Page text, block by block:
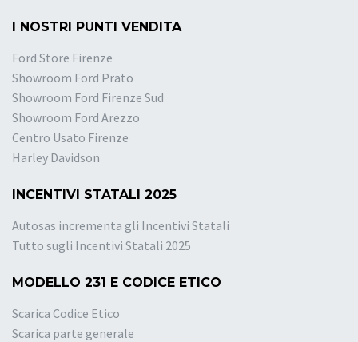
I NOSTRI PUNTI VENDITA
Ford Store Firenze
Showroom Ford Prato
Showroom Ford Firenze Sud
Showroom Ford Arezzo
Centro Usato Firenze
Harley Davidson
INCENTIVI STATALI 2025
Autosas incrementa gli Incentivi Statali
Tutto sugli Incentivi Statali 2025
MODELLO 231 E CODICE ETICO
Scarica Codice Etico
Scarica parte generale